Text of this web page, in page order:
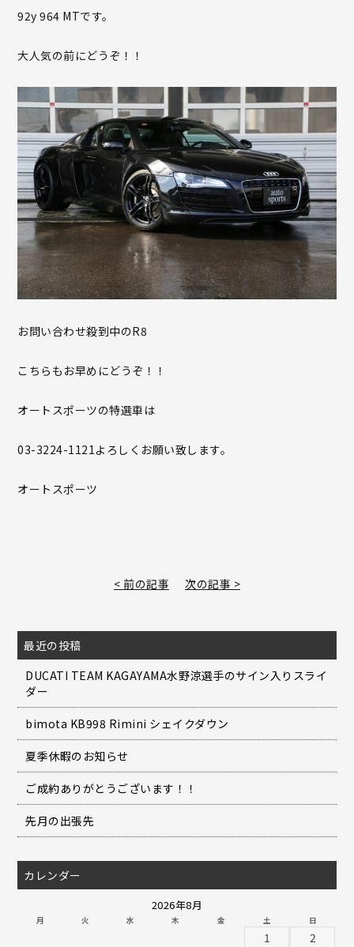
92y 964 MTです。
大人気の前にどうぞ！！
お問い合わせ殺到中のR8
こちらもお早めにどうぞ！！
オートスポーツの特選車は
03-3224-1121よろしくお願い致します。
オートスポーツ
< 前の記事 次の記事 >
最近の投稿
DUCATI TEAM KAGAYAMA水野涼選手のサイン入りスライ
ダー
bimota KB998 Rimini シェイクダウン
夏季休暇のお知らせ
ご成約ありがとうございます！！
先月の出張先
カレンダー
2026年8月
月 火 水 木 金 土 日
1 2